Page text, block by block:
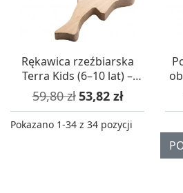
Rękawica rzeźbiarska
Terra Kids (6–10 lat) –
Haba
Cena podstawowa
59,80 zł Cena
53,82 zł
Pokazano 1-34 z 34 pozycji